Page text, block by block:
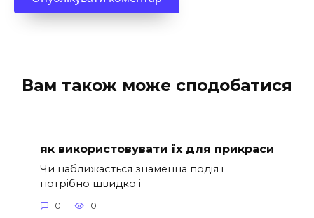
Вам також може сподобатися
як використовувати їх для прикраси
Чи наближається знаменна подія і
потрібно швидко і
0 0